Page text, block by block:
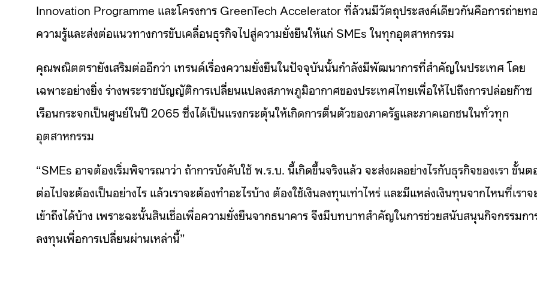
Innovation Programme และโครงการ GreenTech Accelerator ที่ล้วนมีวัตถุประสงค์เดียวกันคือการถ่ายท
ความรู้และส่งต่อแนวทางการขับเคลื่อนธุรกิจไปสู่ความยั่งยืนให้แก่ SMEs ในทุกอุตสาหกรรม
คุณพณิตตรายังเสริมต่ออีกว่า เทรนด์เรื่องความยั่งยืนในปัจจุบันนั้นกำลังมีพัฒนาการที่สำคัญในประเทศ โดย
เฉพาะอย่างยิ่ง ร่างพระราชบัญญัติการเปลี่ยนแปลงสภาพภูมิอากาศของประเทศไทยเพื่อให้ไปถึงการปล่อยก๊าซ
เรือนกระจกเป็นศูนย์ในปี 2065 ซึ่งได้เป็นแรงกระตุ้นให้เกิดการตื่นตัวของภาครัฐและภาคเอกชนในทั่วทุก
อุตสาหกรรม
“SMEs อาจต้องเริ่มพิจารณาว่า ถ้าการบังคับใช้ พ.ร.บ. นี้เกิดขึ้นจริงแล้ว จะส่งผลอย่างไรกับธุรกิจของเรา ขั้นต
ต่อไปจะต้องเป็นอย่างไร แล้วเราจะต้องทำอะไรบ้าง ต้องใช้เงินลงทุนเท่าไหร่ และมีแหล่งเงินทุนจากไหนที่เราจ
เข้าถึงได้บ้าง เพราะฉะนั้นสินเชื่อเพื่อความยั่งยืนจากธนาคาร จึงมีบทบาทสำคัญในการช่วยสนับสนุนกิจกรรมกา
ลงทุนเพื่อการเปลี่ยนผ่านเหล่านี้”